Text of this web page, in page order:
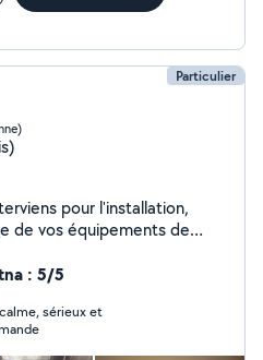
Particulier
pour l'installation,
de vos équipements de
je vous garantis un travail
le numéro est affiché en bas
: 5/5
sérieux et